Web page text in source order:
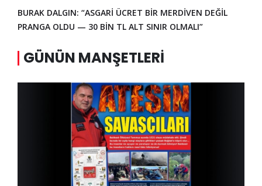
BURAK DALGIN: “ASGARİ ÜCRET BİR MERDİVEN DEĞİL
PRANGA OLDU — 30 BİN TL ALT SINIR OLMALI”
GÜNÜN MANŞETLERI